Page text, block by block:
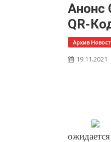
Анонс
QR-
Архив
19.11.2021